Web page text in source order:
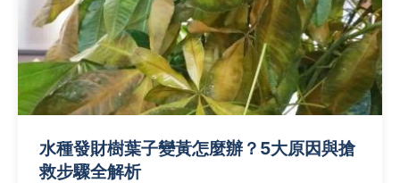
水種發財樹葉子變黃怎麼辦？5大原因與搶
救步驟全解析